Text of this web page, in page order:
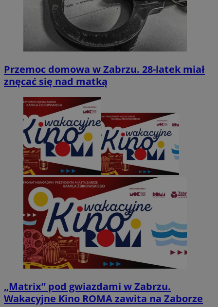
Przemoc domowa w Zabrzu. 28-latek miał
znęcać się nad matką
„Matrix” pod gwiazdami w Zabrzu.
Wakacyjne Kino ROMA zawita na Zaborze